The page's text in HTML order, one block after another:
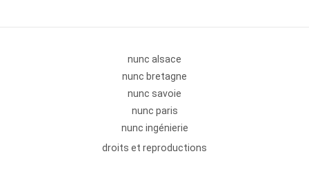
nunc alsace
nunc bretagne
nunc savoie
nunc paris
nunc ingénierie
droits et reproductions